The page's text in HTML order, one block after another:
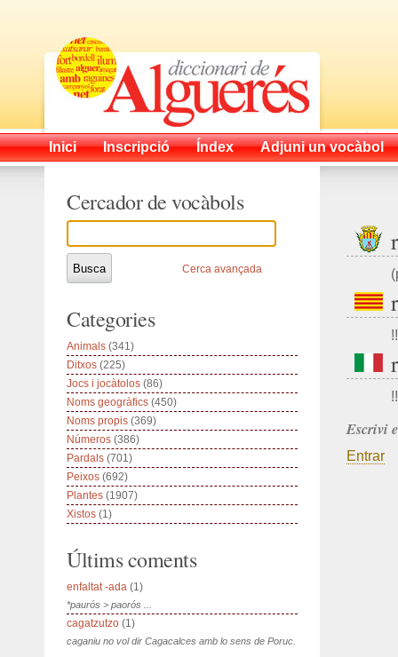
Inici Inscripció Índex Adjuni un vocàbol
!!
!!
Escrivi
Entrar
Cercador de vocàbols
Cerca avançada
Categories
Animals (341)
Ditxos (225)
Jocs i jocàtolos (86)
Noms geogràfics (450)
Noms propis (369)
Números (386)
Pardals (701)
Peixos (692)
Plantes (1907)
Xistos (1)
Últims coments
enfaltat -ada (1)
*paurós > paorós ...
cagatzutzo (1)
caganiu no vol dir Cagacalces amb lo sens de Poruc.